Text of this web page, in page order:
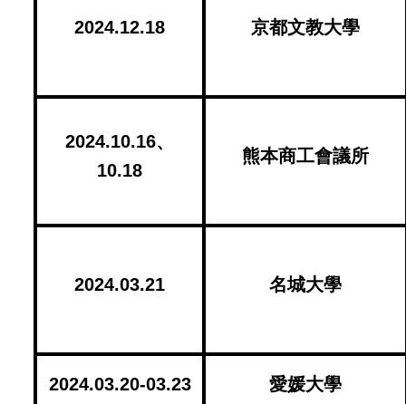
2024.12.18 京都文教大學
2024.10.16、
10.18
熊本商工會議所
2024.03.21 名城大學
2024.03.20-03.23 愛媛大學